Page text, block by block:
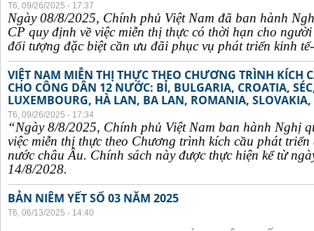
T6, 09/26/2025 - 17:37
Ngày 08/8/2025, Chính phủ Việt Nam đã ban hành
CP quy định về việc miễn thị thực có thời hạn cho
đối tượng đặc biệt cần ưu đãi phục vụ phát triển kinh
VIỆT NAM MIỄN THỊ THỰC THEO CHƯƠNG TRÌNH KÍCH
CHO CÔNG DÂN 12 NƯỚC: BỈ, BULGARIA, CROATIA,
LUXEMBOURG, HÀ LAN, BA LAN, ROMANIA, SLOVAKIA,
T6, 09/26/2025 - 17:34
“Ngày 8/8/2025, Chính phủ Việt Nam ban hành Nghị
việc miễn thị thực theo Chương trình kích cầu phát
nước châu Âu. Chính sách này được thực hiện kể từ
14/8/2028.
BẢN NIÊM YẾT SỐ 03 NĂM 2025
T6, 06/13/2025 - 14:40